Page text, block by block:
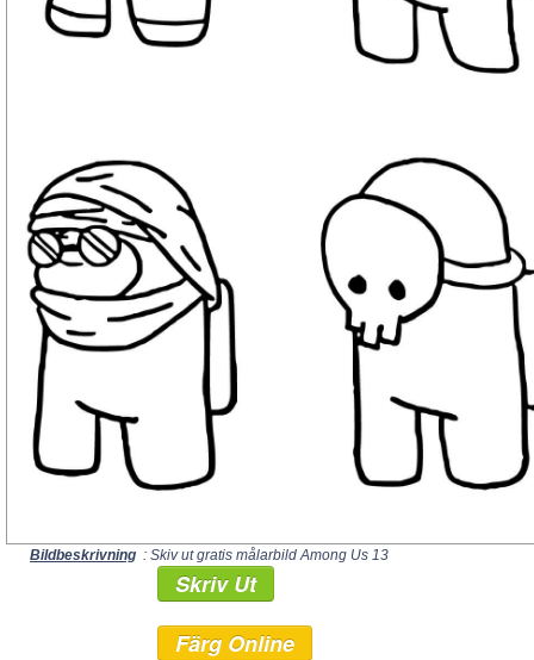
Bildbeskrivning : Skiv ut gratis målarbild Among Us 13
Skriv Ut
Färg Online